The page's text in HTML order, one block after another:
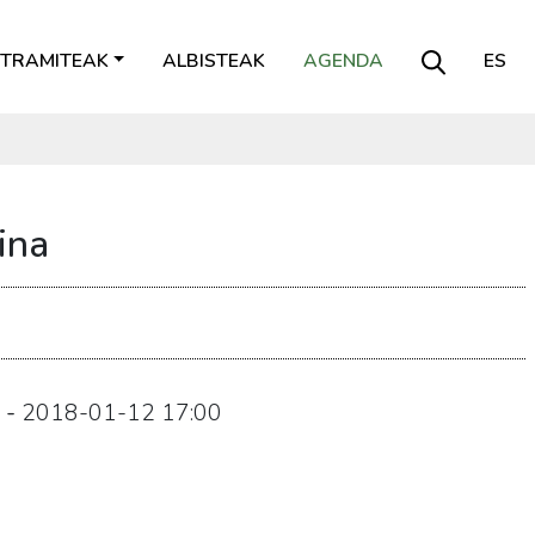
TRAMITEAK ALBISTEAK AGENDA ES
- 2018-01-12 17:00